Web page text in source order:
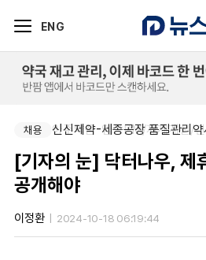
ENG
채용 아주약품-임상PM/제제개선/
채용 신신제약-세종공장 품질관리
[기자의 눈] 닥터나우, 제
공개해야
이정환 2024-10-18 06:19:44